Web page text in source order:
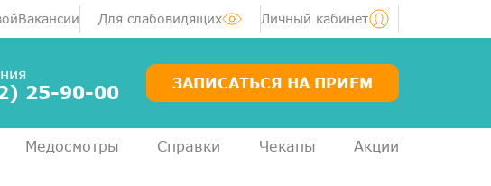
Вакансии Для слабовидящих Личный кабинет
25-90-00 ЗАПИСАТЬСЯ НА ПРИЕМ
Медосмотры Справки Чекапы Акции